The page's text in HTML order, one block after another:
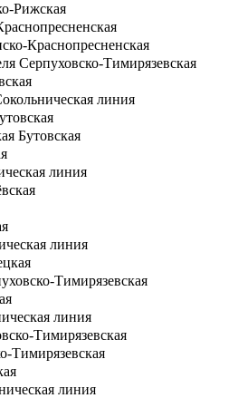
Рижская
Краснопресненская
Серпуховско-Тимирязевская
линия
Бутовская
линия
линия
Тимирязевская
линия
Тимирязевская
Тимирязевская
линия